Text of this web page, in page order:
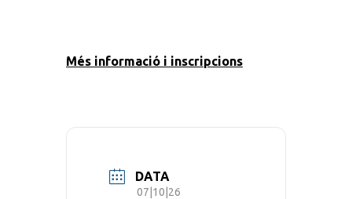
Més informació i inscripcions
DATA
07|10|26